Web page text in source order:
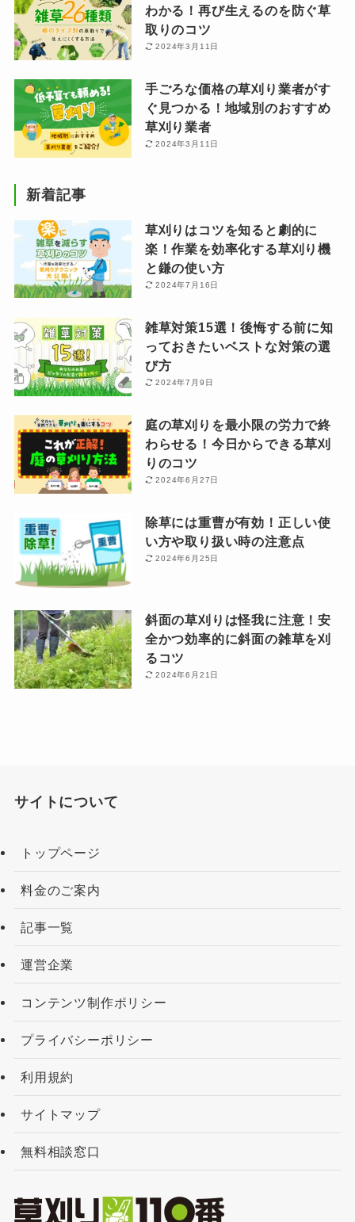
わかる！再び生えるのを防ぐ草
取りのコツ
2024年3月11日
手ごろな価格の草刈り業者がす
ぐ見つかる！地域別のおすすめ
草刈り業者
2024年3月11日
新着記事
草刈りはコツを知ると劇的に
楽！作業を効率化する草刈り機
と鎌の使い方
2024年7月16日
雑草対策15選！後悔する前に知
っておきたいベストな対策の選
び方
2024年7月9日
庭の草刈りを最小限の労力で終
わらせる！今日からできる草刈
りのコツ
2024年6月27日
除草には重曹が有効！正しい使
い方や取り扱い時の注意点
2024年6月25日
斜面の草刈りは怪我に注意！安
全かつ効率的に斜面の雑草を刈
るコツ
2024年6月21日
サイトについて
トップページ
料金のご案内
記事一覧
運営企業
コンテンツ制作ポリシー
プライバシーポリシー
利用規約
サイトマップ
無料相談窓口